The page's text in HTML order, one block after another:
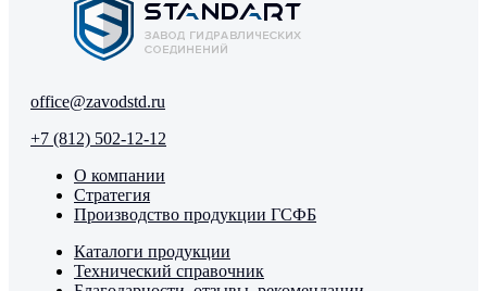
office@zavodstd.ru
+7 (812) 502-12-12
О компании
Стратегия
Производство продукции ГСФБ
Каталоги продукции
Технический справочник